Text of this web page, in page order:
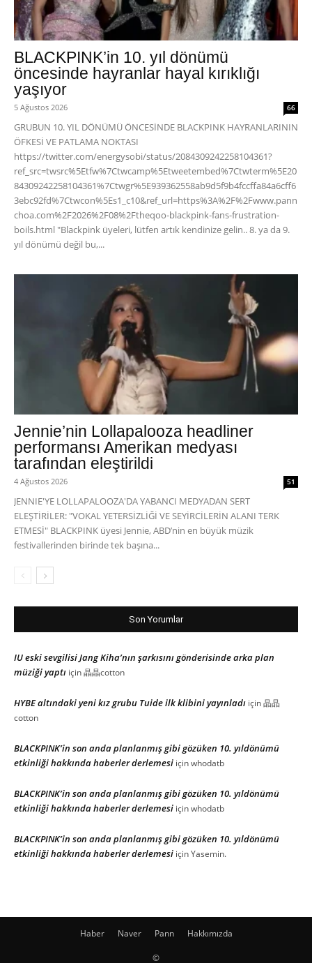
BLACKPINK’in 10. yıl dönümü
öncesinde hayranlar hayal kırıklığı
yaşıyor
5 Ağustos 2026 66
GRUBUN 10. YIL DÖNÜMÜ ÖNCESİNDE BLACKPINK HAYRANLARININ
ÖFKESİ VE PATLAMA NOKTASI
https://twitter.com/energysobi/status/2084309242258104361?
ref_src=twsrc%5Etfw%7Ctwcamp%5Etweetembed%7Ctwterm%5E20
84309242258104361%7Ctwgr%5E939362558ab9d5f9b4fccffa84a6cff6
3ebc92fd%7Ctwcon%5Es1_c10&ref_url=https%3A%2F%2Fwww.pann
choa.com%2F2026%2F08%2Ftheqoo-blackpink-fans-frustration-
boils.html "Blackpink üyeleri, lütfen artık kendinize gelin.. 8. ya da 9.
yıl dönümü değil bu,...
Jennie’nin Lollapalooza headliner
performansı Amerikan medyası
tarafından eleştirildi
4 Ağustos 2026 51
JENNIE'YE LOLLAPALOOZA'DA YABANCI MEDYADAN SERT
ELEŞTİRİLER: "VOKAL YETERSİZLİĞİ VE SEYİRCİLERİN ALANI TERK
ETMESİ" BLACKPINK üyesi Jennie, ABD’nin en büyük müzik
festivallerinden birinde tek başına...
Son Yorumlar
IU eski sevgilisi Jang Kiha’nın şarkısını gönderisinde arka plan
müziği yaptı için晶晶cotton
HYBE altındaki yeni kız grubu Tuide ilk klibini yayınladı için晶晶
cotton
BLACKPINK’in son anda planlanmış gibi gözüken 10. yıldönümü
etkinliği hakkında haberler derlemesi içinwhodatb
BLACKPINK’in son anda planlanmış gibi gözüken 10. yıldönümü
etkinliği hakkında haberler derlemesi içinwhodatb
BLACKPINK’in son anda planlanmış gibi gözüken 10. yıldönümü
etkinliği hakkında haberler derlemesi içinYasemin.
Haber Naver Pann Hakkımızda
©